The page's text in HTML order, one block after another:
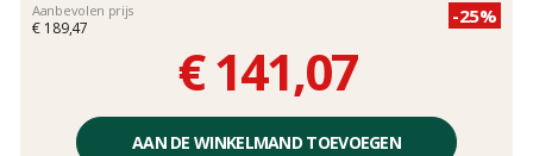
Aanbevolen prijs
€ 189,47
-25%
€ 141,07
Éénheidsprijs,
AAN DE WINKELMAND TOEVOEGEN